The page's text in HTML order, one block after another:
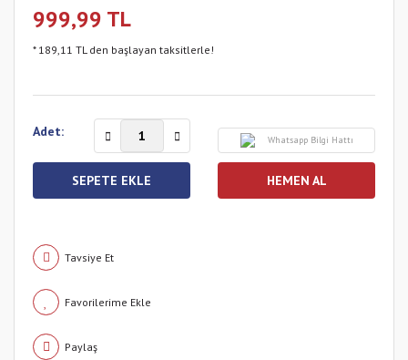
999,99 TL
* 189,11 TL den başlayan taksitlerle!
Adet:
Whatsapp Bilgi Hattı
SEPETE EKLE HEMEN AL
Tavsiye Et
Paylaş